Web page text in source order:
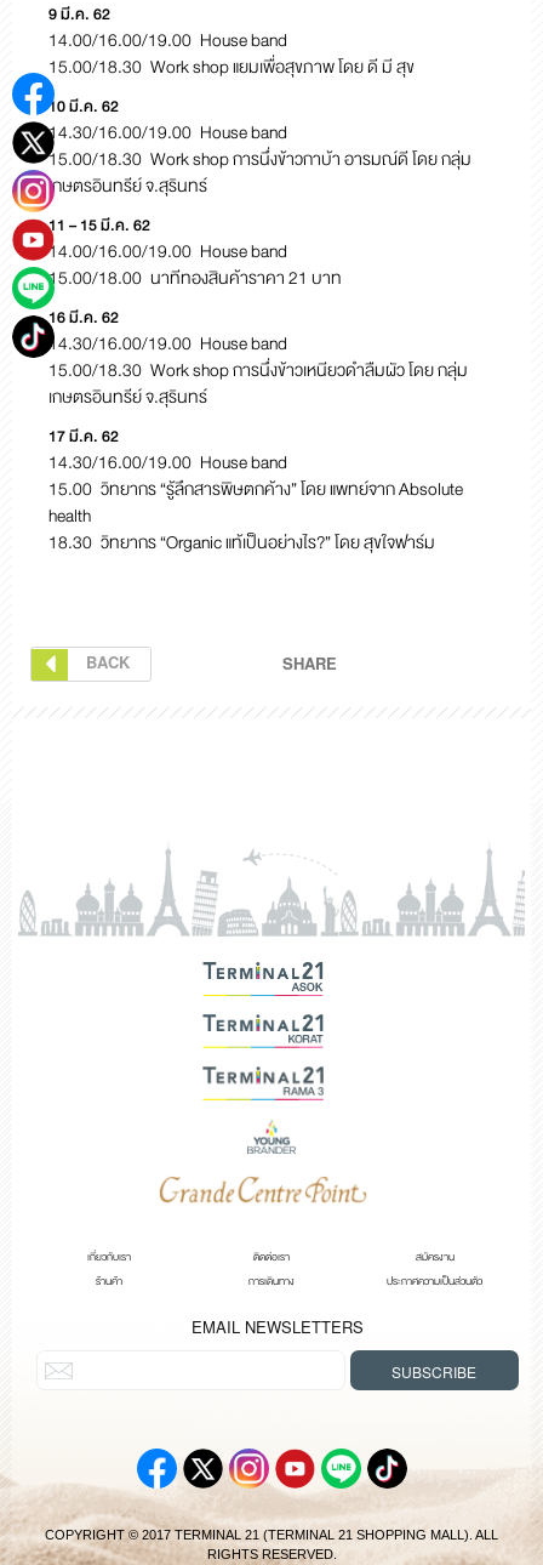
9 มี.ค. 62
14.00/16.00/19.00 House band
15.00/18.30 Work shop แยมเพื่อสุขภาพ โดย ดี มี สุข
10 มี.ค. 62
14.30/16.00/19.00 House band
15.00/18.30 Work shop การนึ่งข้าวกาบ้า อารมณ์ดี โดย กลุ่ม
เกษตรอินทรีย์ จ.สุรินทร์
11 – 15 มี.ค. 62
14.00/16.00/19.00 House band
15.00/18.00 นาทีทองสินค้าราคา 21 บาท
16 มี.ค. 62
14.30/16.00/19.00 House band
15.00/18.30 Work shop การนึ่งข้าวเหนียวดำลืมผัว โดย กลุ่ม
เกษตรอินทรีย์ จ.สุรินทร์
17 มี.ค. 62
14.30/16.00/19.00 House band
15.00 วิทยากร “รู้ลึกสารพิษตกค้าง” โดย แพทย์จาก Absolute
health
18.30 วิทยากร “Organic แท้เป็นอย่างไร?” โดย สุขใจฟาร์ม
BACK SHARE
เกี่ยวกับเรา ติดต่อเรา
สมัครงาน
ร้านค้า
การเดินทาง ประกาศความเป็นส่วนตัว
EMAIL NEWSLETTERS
COPYRIGHT © 2017 TERMINAL 21 (TERMINAL 21 SHOPPING MALL). ALL
RIGHTS RESERVED.